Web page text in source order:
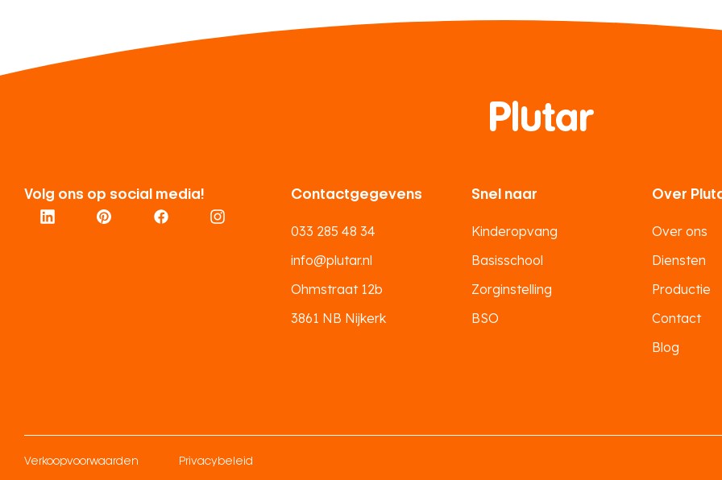
Volg ons op social media! Contactgegevens
033 285 48 34
info@plutar.nl
Ohmstraat 12b
3861 NB Nijkerk
Snel naar
Kinderopvang
Basisschool
Zorginstelling
BSO
Over
Over ons
Diensten
Productie
Contact
Blog
Verkoopvoorwaarden Privacybeleid